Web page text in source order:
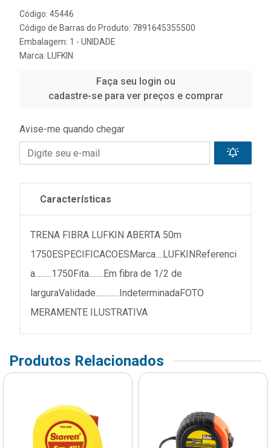
Código: 45446
Código de Barras do Produto: 7891645355500
Embalagem: 1 - UNIDADE
Marca:
LUFKIN
Faça seu login ou
cadastre-se para ver preços e comprar
Avise-me quando chegar
Características
TRENA FIBRA LUFKIN ABERTA 50m
1750ESPECIFICACOESMarca....LUFKINReferenci
a.........1750Fita........Em fibra de 1/2 de
larguraValidade.............IndeterminadaFOTO
MERAMENTE ILUSTRATIVA
Produtos Relacionados